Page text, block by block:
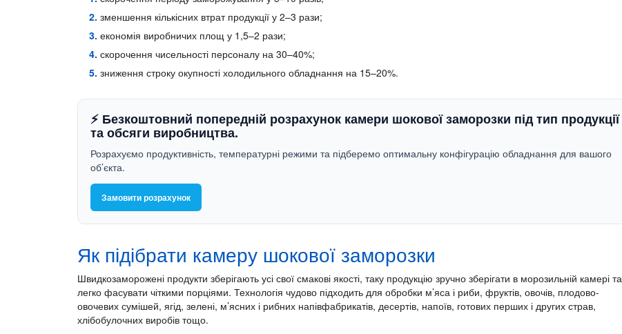
зменшення кількісних втрат продукції у 2–3 рази;
економія виробничих площ у 1,5–2 рази;
скорочення чисельності персоналу на 30–40%;
зниження строку окупності холодильного обладнання на 15–20%.
⚡ Безкоштовний попередній розрахунок камери шокової заморозки під тип продукції
та обсяги виробництва.
Розрахуємо продуктивність, температурні режими та підберемо оптимальну конфігурацію обладнання для вашого
об’єкта.
Замовити розрахунок
Як підібрати камеру шокової заморозки
Швидкозаморожені продукти зберігають усі свої смакові якості, таку продукцію зручно зберігати в морозильній камері та
легко фасувати чіткими порціями. Технологія чудово підходить для обробки м’яса і риби, фруктів, овочів, плодово-
овочевих сумішей, ягід, зелені, м’ясних і рибних напівфабрикатів, десертів, напоїв, готових перших і других страв,
хлібобулочних виробів тощо.